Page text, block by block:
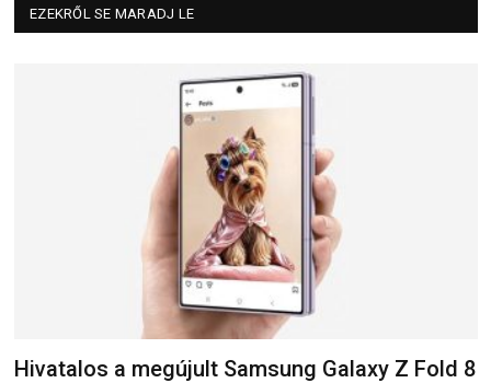
EZEKRŐL SE MARADJ LE
Hivatalos a megújult Samsung Galaxy Z Fold 8